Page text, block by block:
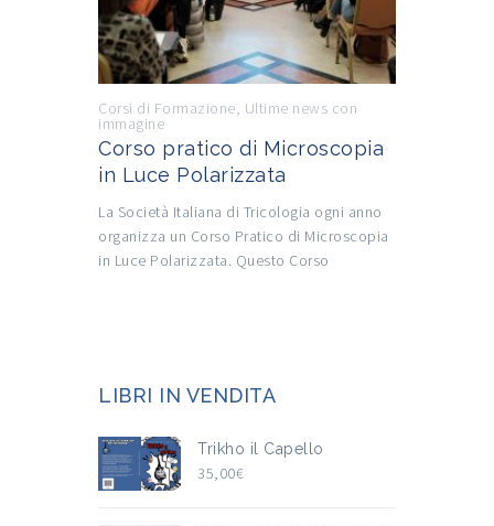
Corsi di Formazione, Ultime news con
immagine
Corso pratico di Microscopia
in Luce Polarizzata
La Società Italiana di Tricologia ogni anno
organizza un Corso Pratico di Microscopia
in Luce Polarizzata. Questo Corso
LIBRI IN VENDITA
Trikho il Capello
35,00€